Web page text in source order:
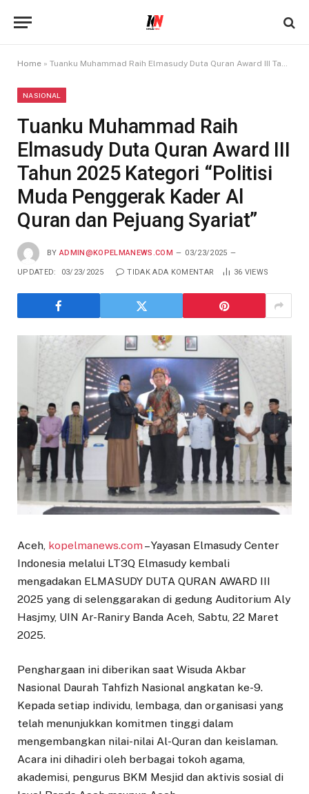
Home » Tuanku Muhammad Raih Elmasudy Duta Quran Award III Tahun 2025 Kategori “Politisi Muda Penggerak Kader Al Quran dan Pejuang Syariat”
NASIONAL
Tuanku Muhammad Raih
Elmasudy Duta Quran Award III
Tahun 2025 Kategori “Politisi
Muda Penggerak Kader Al
Quran dan Pejuang Syariat”
BY ADMIN@KOPELMANEWS.COM 03/23/2025
UPDATED: 03/23/2025 TIDAK ADA KOMENTAR 36 VIEWS
Aceh, kopelmanews.com– Yayasan Elmasudy Center
Indonesia melalui LT3Q Elmasudy kembali
mengadakan ELMASUDY DUTA QURAN AWARD III
2025 yang di selenggarakan di gedung Auditorium Aly
Hasjmy, UIN Ar-Raniry Banda Aceh, Sabtu, 22 Maret
2025.
Penghargaan ini diberikan saat Wisuda Akbar
Nasional Daurah Tahfizh Nasional angkatan ke-9.
Kepada setiap individu, lembaga, dan organisasi yang
telah menunjukkan komitmen tinggi dalam
mengembangkan nilai-nilai Al-Quran dan keislaman.
Acara ini dihadiri oleh berbagai tokoh agama,
akademisi, pengurus BKM Mesjid dan aktivis sosial di